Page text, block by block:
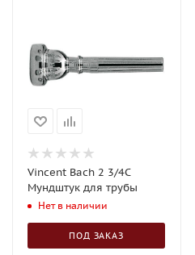
Vincent Bach 2 3/4C
Мундштук для трубы
Нет в наличии
ПОД ЗАКАЗ